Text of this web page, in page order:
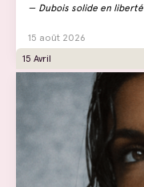
Dubois solide en liberté
15 août 2026
15 Avril